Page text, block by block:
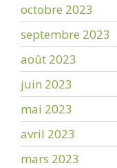
octobre 2023
septembre 2023
août 2023
juin 2023
mai 2023
avril 2023
mars 2023